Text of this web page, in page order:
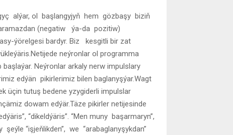
alýar, ol başlangyjyň hem gözbaşy biziň
(negatiw ýa-da pozitiw)
ýörelgesi bardyr. Biz kesgitli bir zat
neýronlar ol programma
Neýronlar arkaly nerw impulslary
edýän pikirlerimiz bilen baglanyşýar.Wagt
üçin tutuş bedene yzygiderli impulslar
dowam edýär.Täze pikirler netijesinde
“dikeldýäris”. “Men muny başarmaryn”,
“işjeňlikden”, we “arabaglanyşykdan”